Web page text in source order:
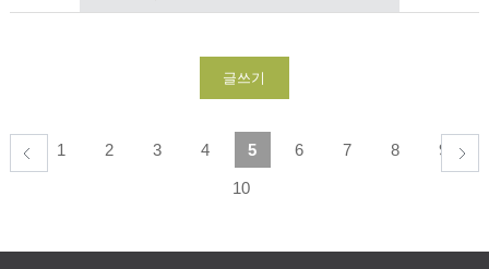
글쓰기
1 2 3 4 5 6 7 8 9
10